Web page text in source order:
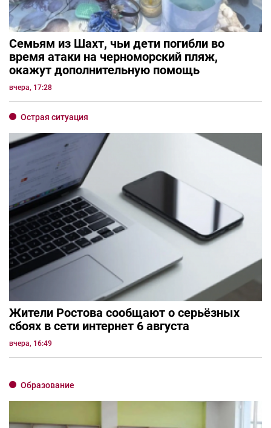
Семьям из Шахт, чьи дети погибли во
время атаки на черноморский пляж,
окажут дополнительную помощь
вчера, 17:28
Острая ситуация
Жители Ростова сообщают о серьёзных
сбоях в сети интернет 6 августа
вчера, 16:49
Образование